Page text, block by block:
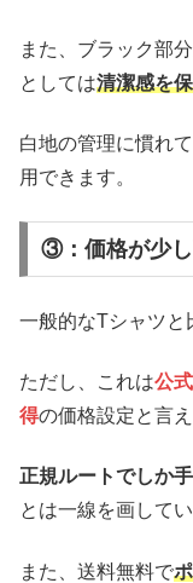
また、ブラック部
としては清潔感を
白地の管理に慣れ
用できます。
③：価格が少
一般的なTシャツと
ただし、これは公
得の価格設定と言え
正規ルートでしか
とは一線を画してい
また、送料無料で